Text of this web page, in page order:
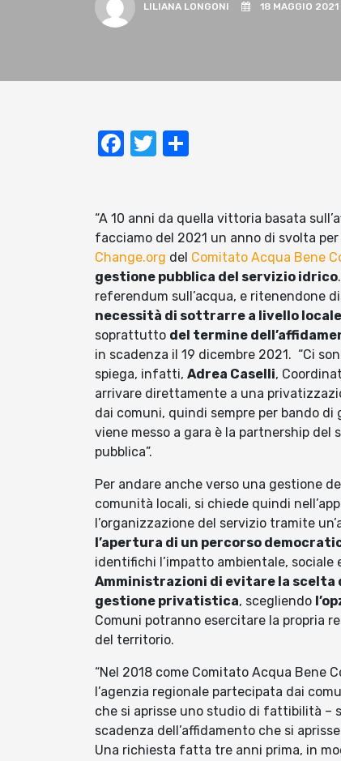
LILIANA LONGONI 18 MAGGIO 2021
Facebook
Twitter
“A 10 anni da quella vittoria basata
facciamo del 2021 un anno di svolta
Change.org del Comitato Acqua Bene
gestione pubblica del servizio idrico
referendum sull’acqua, e ritenendone
necessità di sottrarre a livello
soprattutto del termine
in scadenza il 19 dicembre 2021. “Ci
spiega, infatti, Adrea Caselli,
arrivare direttamente a una
dai comuni, quindi sempre per bando
viene messo a gara è la partnership del
pubblica”.
Per andare anche verso una gestione
comunità locali, si chiede quindi
l’organizzazione del servizio tramite
l’apertura di un percorso
identifichi l’impatto ambientale, sociale
Amministrazioni di evitare la scelta
gestione privatistica, scegliendo
Comuni potranno esercitare la propria
del territorio.
“Nel 2018 come Comitato Acqua Bene
l’agenzia regionale partecipata dai
che si aprisse uno studio di fattibilità –
scadenza dell’affidamento che si
Una richiesta fatta tre anni prima, in